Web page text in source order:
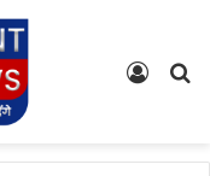
Log